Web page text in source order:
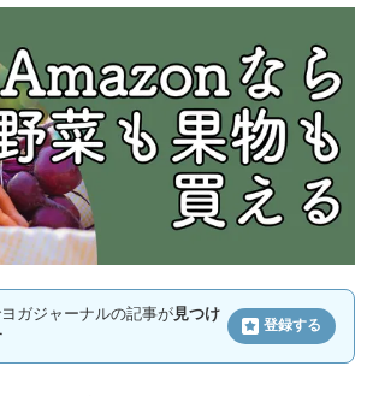
ガジャーナルの記事が見つけ
登録する